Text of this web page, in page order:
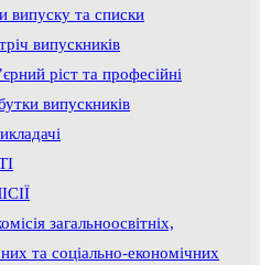
випуску та списки
випускників
ріст та професійні
випускників
загальноосвітніх,
та соціально-економічних